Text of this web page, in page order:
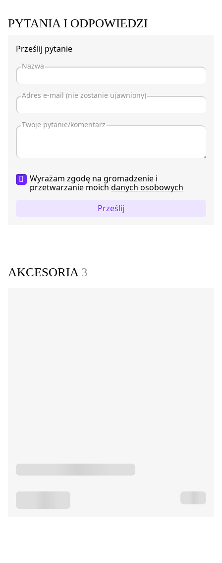
PYTANIA I ODPOWIEDZI
Prześlij pytanie
Wyrażam zgodę na gromadzenie i
przetwarzanie moich danych osobowych
Prześlij
AKCESORIA 3